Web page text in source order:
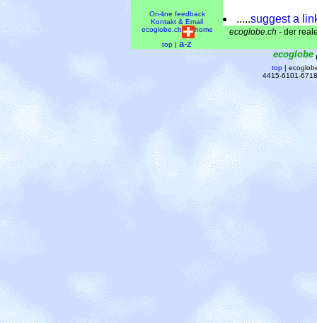
.....suggest a
On-line feedback
Kontakt & Email
ecoglobe.ch
home
top | a-z
ecoglobe.ch - der
ecoglobe
top|
4415-6101-